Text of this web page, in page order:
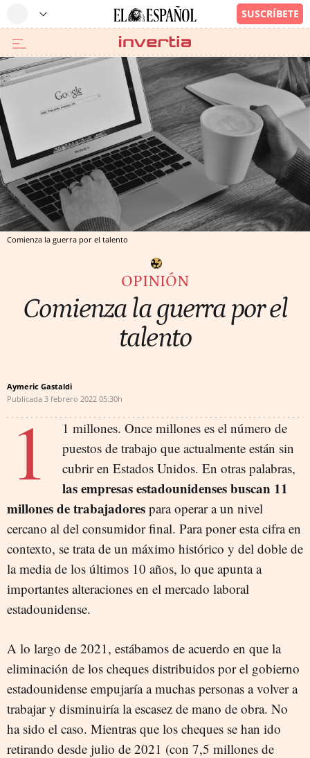
Comienza la guerra por el talento
OPINIÓN
Comienza la guerra por el
talento
Aymeric Gastaldi
Publicada 3 febrero 2022 05:30h
1
1 millones. Once millones es el número de
puestos de trabajo que actualmente están sin
cubrir en Estados Unidos. En otras palabras,
las empresas estadounidenses buscan 11
millones de trabajadores para operar a un nivel
cercano al del consumidor final. Para poner esta cifra en
contexto, se trata de un máximo histórico y del doble de
la media de los últimos 10 años, lo que apunta a
importantes alteraciones en el mercado laboral
estadounidense.
A lo largo de 2021, estábamos de acuerdo en que la
eliminación de los cheques distribuidos por el gobierno
estadounidense empujaría a muchas personas a volver a
trabajar y disminuiría la escasez de mano de obra. No
ha sido el caso. Mientras que los cheques se han ido
retirando desde julio de 2021 (con 7,5 millones de